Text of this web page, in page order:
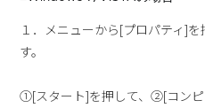
１．メニューから[プロパティ]
す。
①[スタート]を押して、②[コンピ